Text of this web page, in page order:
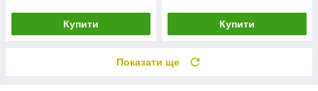
Купити Купити
Показати ще